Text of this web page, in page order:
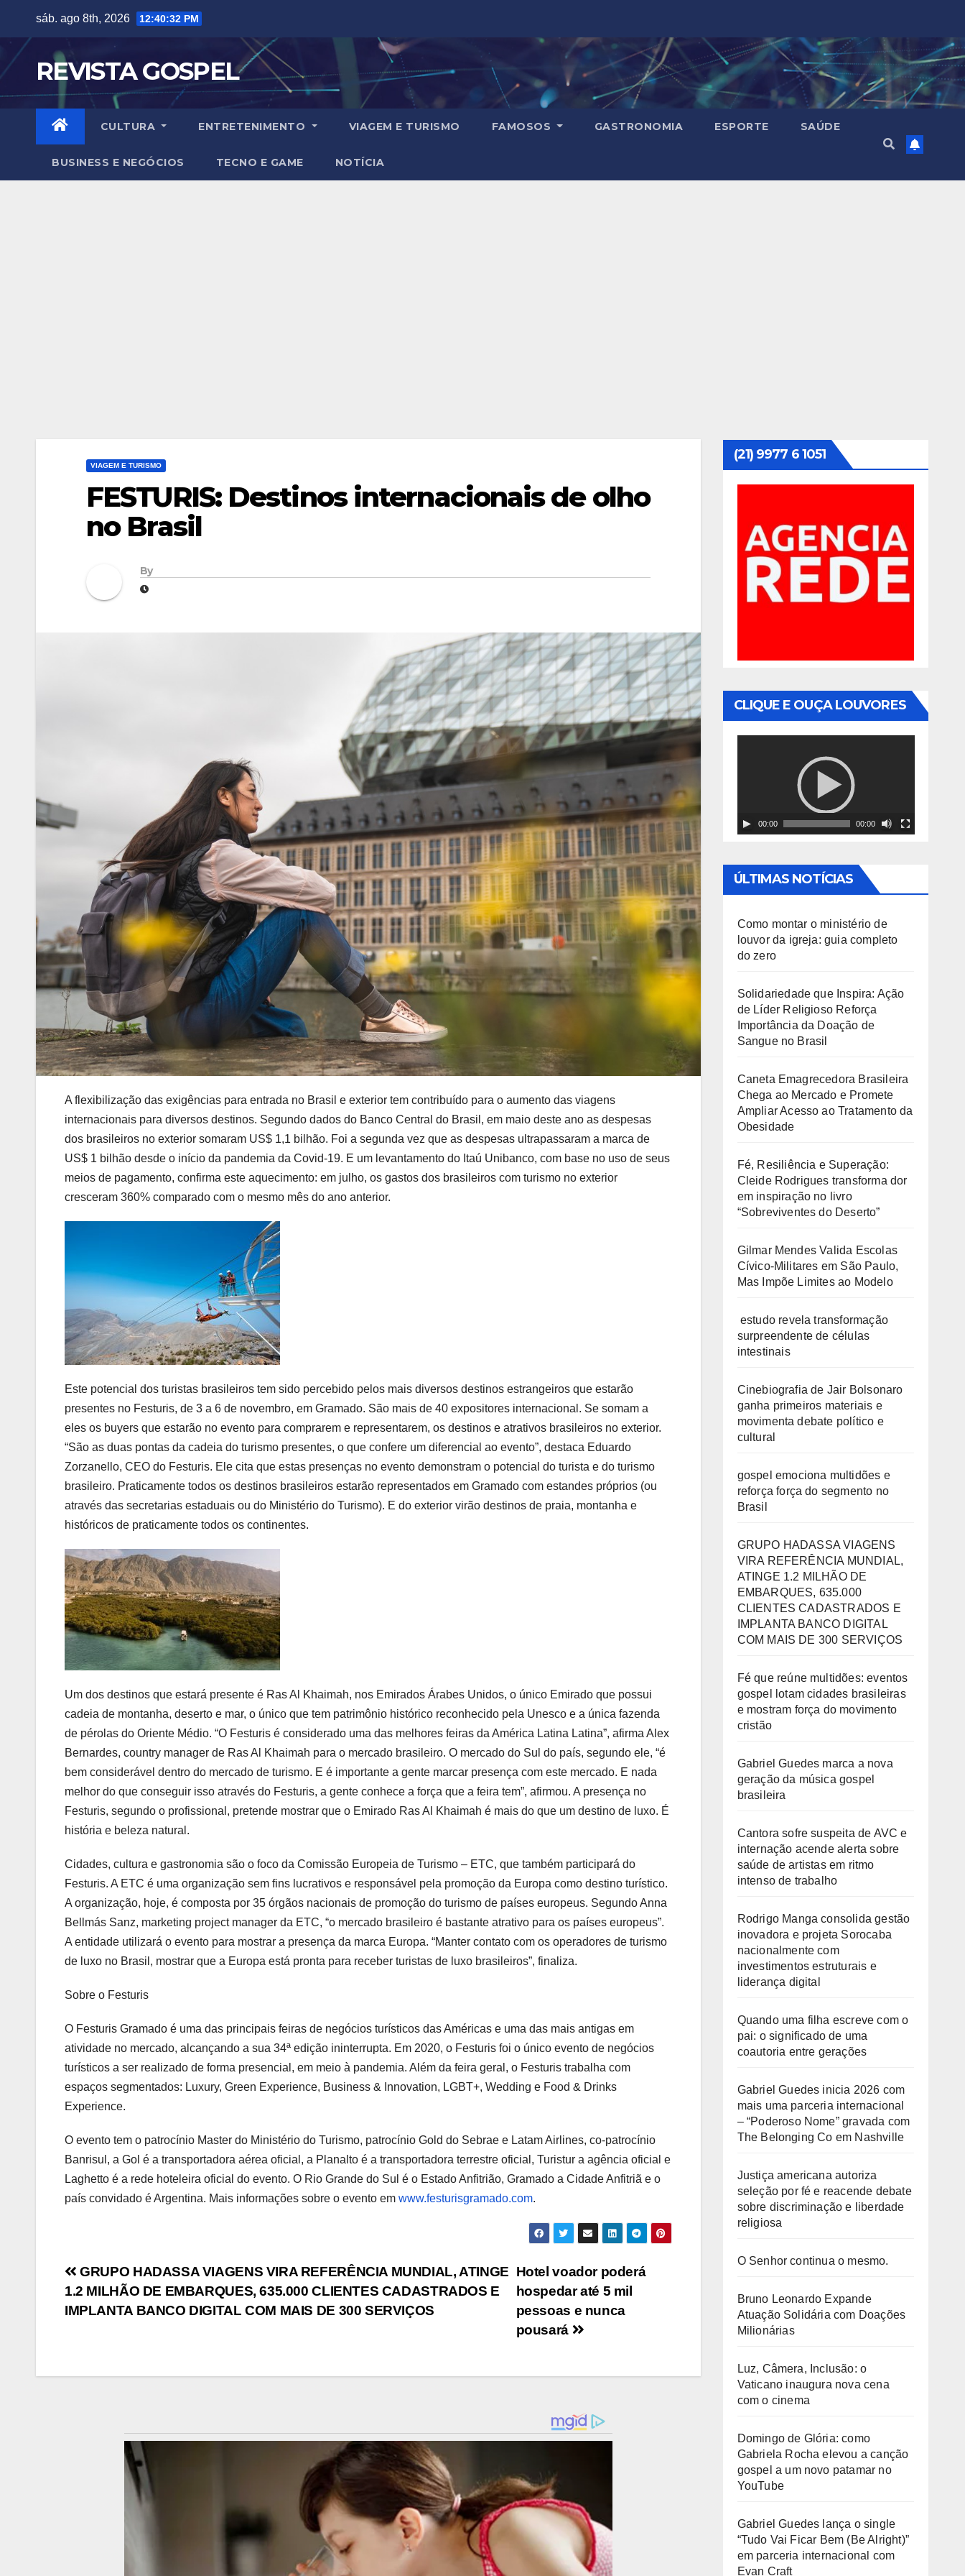
content
sáb. ago 8th, 2026 12:40:33 PM
REVISTA GOSPEL
CULTURA ENTRETENIMENTO VIAGEM E TURISMO FAMOSOS GASTRONOMIA ESPORTE SAÚDE
BUSINESS E NEGÓCIOS TECNO E GAME NOTÍCIA
VIAGEM E TURISMO
FESTURIS: Destinos internacionais de olho
no Brasil
By
A flexibilização das exigências para entrada no Brasil e exterior tem contribuído para o aumento das viagens
internacionais para diversos destinos. Segundo dados do Banco Central do Brasil, em maio deste ano as despesas
dos brasileiros no exterior somaram US$ 1,1 bilhão. Foi a segunda vez que as despesas ultrapassaram a marca de
US$ 1 bilhão desde o início da pandemia da Covid-19. E um levantamento do Itaú Unibanco, com base no uso de seus
meios de pagamento, confirma este aquecimento: em julho, os gastos dos brasileiros com turismo no exterior
cresceram 360% comparado com o mesmo mês do ano anterior.
Este potencial dos turistas brasileiros tem sido percebido pelos mais diversos destinos estrangeiros que estarão
presentes no Festuris, de 3 a 6 de novembro, em Gramado. São mais de 40 expositores internacional. Se somam a
eles os buyers que estarão no evento para comprarem e representarem, os destinos e atrativos brasileiros no exterior.
“São as duas pontas da cadeia do turismo presentes, o que confere um diferencial ao evento”, destaca Eduardo
Zorzanello, CEO do Festuris. Ele cita que estas presenças no evento demonstram o potencial do turista e do turismo
brasileiro. Praticamente todos os destinos brasileiros estarão representados em Gramado com estandes próprios (ou
através das secretarias estaduais ou do Ministério do Turismo). E do exterior virão destinos de praia, montanha e
históricos de praticamente todos os continentes.
Um dos destinos que estará presente é Ras Al Khaimah, nos Emirados Árabes Unidos, o único Emirado que possui
cadeia de montanha, deserto e mar, o único que tem patrimônio histórico reconhecido pela Unesco e a única fazenda
de pérolas do Oriente Médio. “O Festuris é considerado uma das melhores feiras da América Latina Latina”, afirma Alex
Bernardes, country manager de Ras Al Khaimah para o mercado brasileiro. O mercado do Sul do país, segundo ele, “é
bem considerável dentro do mercado de turismo. E é importante a gente marcar presença com este mercado. E nada
melhor do que conseguir isso através do Festuris, a gente conhece a força que a feira tem”, afirmou. A presença no
Festuris, segundo o profissional, pretende mostrar que o Emirado Ras Al Khaimah é mais do que um destino de luxo. É
história e beleza natural.
Cidades, cultura e gastronomia são o foco da Comissão Europeia de Turismo – ETC, que também participará do
Festuris. A ETC é uma organização sem fins lucrativos e responsável pela promoção da Europa como destino turístico.
A organização, hoje, é composta por 35 órgãos nacionais de promoção do turismo de países europeus. Segundo Anna
Bellmás Sanz, marketing project manager da ETC, “o mercado brasileiro é bastante atrativo para os países europeus”.
A entidade utilizará o evento para mostrar a presença da marca Europa. “Manter contato com os operadores de turismo
de luxo no Brasil, mostrar que a Europa está pronta para receber turistas de luxo brasileiros”, finaliza.
Sobre o Festuris
O Festuris Gramado é uma das principais feiras de negócios turísticos das Américas e uma das mais antigas em
atividade no mercado, alcançando a sua 34ª edição ininterrupta. Em 2020, o Festuris foi o único evento de negócios
turísticos a ser realizado de forma presencial, em meio à pandemia. Além da feira geral, o Festuris trabalha com
espaços segmentados: Luxury, Green Experience, Business & Innovation, LGBT+, Wedding e Food & Drinks
Experience.
O evento tem o patrocínio Master do Ministério do Turismo, patrocínio Gold do Sebrae e Latam Airlines, co-patrocínio
Banrisul, a Gol é a transportadora aérea oficial, a Planalto é a transportadora terrestre oficial, Turistur a agência oficial e
Laghetto é a rede hoteleira oficial do evento. O Rio Grande do Sul é o Estado Anfitrião, Gramado a Cidade Anfitriã e o
país convidado é Argentina. Mais informações sobre o evento em www.festurisgramado.com.
Navegação
de
Hotel voador poderá
hospedar até 5 mil
pessoas e nunca
pousará
GRUPO HADASSA VIAGENS VIRA REFERÊNCIA MUNDIAL, ATINGE
1.2 MILHÃO DE EMBARQUES, 635.000 CLIENTES CADASTRADOS E
IMPLANTA BANCO DIGITAL COM MAIS DE 300 SERVIÇOS
(21) 9977 6 1051
CLIQUE E OUÇA LOUVORES
d
r
d
e
v
í
e
o
00:00 00:00
ÚLTIMAS NOTÍCIAS
Como montar o ministério de
louvor da igreja: guia completo
do zero
Solidariedade que Inspira: Ação
de Líder Religioso Reforça
Importância da Doação de
Sangue no Brasil
Caneta Emagrecedora Brasileira
Chega ao Mercado e Promete
Ampliar Acesso ao Tratamento da
Obesidade
Fé, Resiliência e Superação:
Cleide Rodrigues transforma dor
em inspiração no livro
“Sobreviventes do Deserto”
Gilmar Mendes Valida Escolas
Cívico-Militares em São Paulo,
Mas Impõe Limites ao Modelo
estudo revela transformação
surpreendente de células
intestinais
Cinebiografia de Jair Bolsonaro
ganha primeiros materiais e
movimenta debate político e
cultural
gospel emociona multidões e
reforça força do segmento no
Brasil
GRUPO HADASSA VIAGENS
VIRA REFERÊNCIA MUNDIAL,
ATINGE 1.2 MILHÃO DE
EMBARQUES, 635.000
CLIENTES CADASTRADOS E
IMPLANTA BANCO DIGITAL
COM MAIS DE 300 SERVIÇOS
Fé que reúne multidões: eventos
gospel lotam cidades brasileiras
e mostram força do movimento
cristão
Gabriel Guedes marca a nova
geração da música gospel
brasileira
Cantora sofre suspeita de AVC e
internação acende alerta sobre
saúde de artistas em ritmo
intenso de trabalho
Rodrigo Manga consolida gestão
inovadora e projeta Sorocaba
nacionalmente com
investimentos estruturais e
liderança digital
Quando uma filha escreve com o
pai: o significado de uma
coautoria entre gerações
Gabriel Guedes inicia 2026 com
mais uma parceria internacional
– “Poderoso Nome” gravada com
The Belonging Co em Nashville
Justiça americana autoriza
seleção por fé e reacende debate
sobre discriminação e liberdade
religiosa
O Senhor continua o mesmo.
Bruno Leonardo Expande
Atuação Solidária com Doações
Milionárias
Luz, Câmera, Inclusão: o
Vaticano inaugura nova cena
com o cinema
Domingo de Glória: como
Gabriela Rocha elevou a canção
gospel a um novo patamar no
YouTube
Gabriel Guedes lança o single
“Tudo Vai Ficar Bem (Be Alright)”
em parceria internacional com
Evan Craft